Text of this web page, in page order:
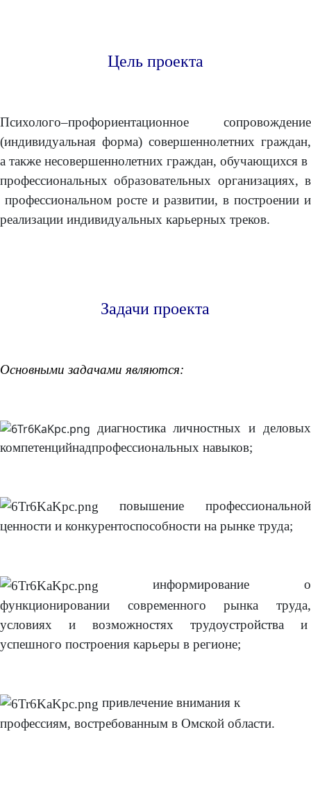
Цель проекта
Психолого–профориентационное сопровождение
(индивидуальная форма) совершеннолетних граждан,
а также несовершеннолетних граждан, обучающихся в
профессиональных образовательных организациях, в
профессиональном росте и развитии, в построении и
реализации индивидуальных карьерных треков.
Задачи проекта
Основными задачами являются:
диагностика личностных и деловых
компетенцийнадпрофессиональных навыков;
повышение профессиональной
ценности и конкурентоспособности на рынке труда;
информирование о
функционировании современного рынка труда,
условиях и возможностях трудоустройства и
успешного построения карьеры в регионе;
привлечение внимания к
профессиям, востребованным в Омской области.